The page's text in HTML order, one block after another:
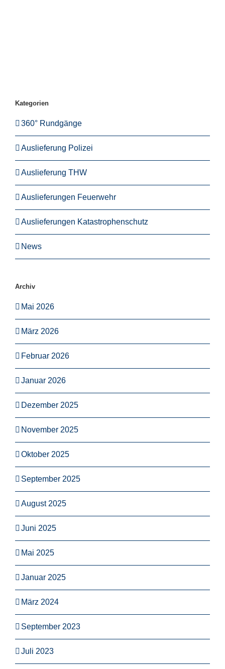
Kategorien
360° Rundgänge
Auslieferung Polizei
Auslieferung THW
Auslieferungen Feuerwehr
Auslieferungen Katastrophenschutz
News
Archiv
Mai 2026
März 2026
Februar 2026
Januar 2026
Dezember 2025
November 2025
Oktober 2025
September 2025
August 2025
Juni 2025
Mai 2025
Januar 2025
März 2024
September 2023
Juli 2023